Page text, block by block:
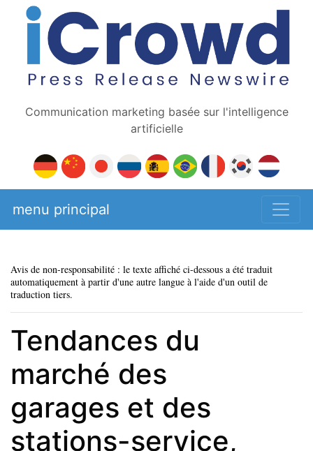
Communication marketing basée sur l'intelligence
artificielle
menu principal
Avis de non-responsabilité : le texte affiché ci-dessous a été traduit
automatiquement à partir d'une autre langue à l'aide d'un outil de
traduction tiers.
Tendances du
marché des
garages et des
stations-service,